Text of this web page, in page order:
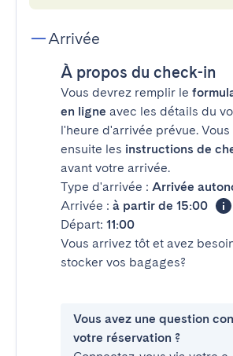
Arrivée
À propos du check-in
Vous devrez remplir le
en ligne avec les détails du
l'heure d'arrivée prévue.
ensuite les instructions de
avant votre arrivée.
Type d'arrivée : Arrivée
Arrivée : à partir de 15:00
Départ: 11:00
Vous arrivez tôt et avez
stocker vos bagages?
Vous avez une question
votre réservation ?